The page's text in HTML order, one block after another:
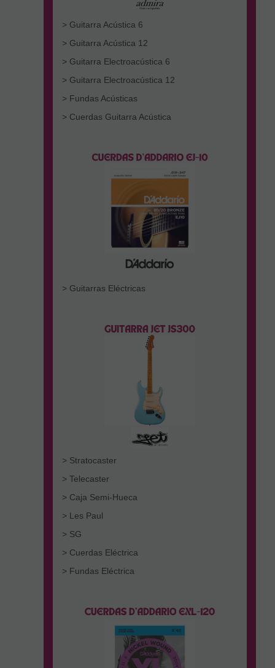
> Guitarra Acústica 6
> Guitarra Acústica 12
> Guitarra Electroacústica 6
> Guitarra Electroacústica 12
> Fundas Acústicas
> Cuerdas Guitarra Acústica
> Guitarras Eléctricas
> Stratocaster
> Telecaster
> Caja Semi-Hueca
> Les Paul
> SG
> Cuerdas Eléctrica
> Fundas Eléctrica